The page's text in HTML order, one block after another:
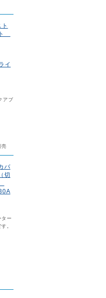
イ
アブ
売
バ
切
ター
。